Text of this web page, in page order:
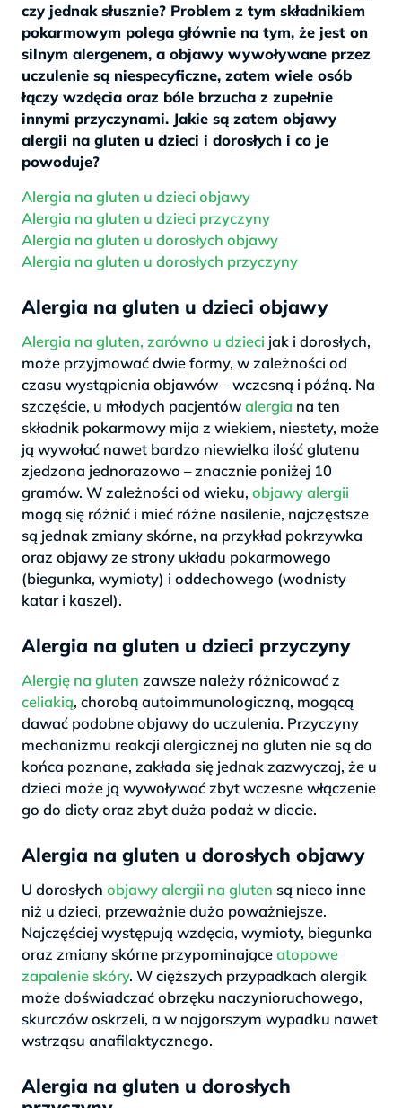
czy jednak słusznie? Problem z tym składnikiem
pokarmowym polega głównie na tym, że jest on
silnym alergenem, a objawy wywoływane przez
uczulenie są niespecyficzne, zatem wiele osób
łączy wzdęcia oraz bóle brzucha z zupełnie
innymi przyczynami. Jakie są zatem objawy
alergii na gluten u dzieci i dorosłych i co je
powoduje?
Alergia na gluten u dzieci objawy
Alergia na gluten u dzieci przyczyny
Alergia na gluten u dorosłych objawy
Alergia na gluten u dorosłych przyczyny
Alergia na gluten u dzieci objawy
Alergia na gluten, zarówno u dzieci jak i dorosłych,
może przyjmować dwie formy, w zależności od
czasu wystąpienia objawów – wczesną i późną. Na
szczęście, u młodych pacjentówalergia na ten
składnik pokarmowy mija z wiekiem, niestety, może
ją wywołać nawet bardzo niewielka ilość glutenu
zjedzona jednorazowo – znacznie poniżej 10
gramów. W zależności od wieku, objawy alergii
mogą się różnić i mieć różne nasilenie, najczęstsze
są jednak zmiany skórne, na przykład pokrzywka
oraz objawy ze strony układu pokarmowego
(biegunka, wymioty) i oddechowego (wodnisty
katar i kaszel).
Alergia na gluten u dzieci przyczyny
Alergię na gluten zawsze należy różnicować z
celiakią, chorobą autoimmunologiczną, mogącą
dawać podobne objawy do uczulenia. Przyczyny
mechanizmu reakcji alergicznej na gluten nie są do
końca poznane, zakłada się jednak zazwyczaj, że u
dzieci może ją wywoływać zbyt wczesne włączenie
go do diety oraz zbyt duża podaż w diecie.
Alergia na gluten u dorosłych objawy
U dorosłych objawy alergii na gluten są nieco inne
niż u dzieci, przeważnie dużo poważniejsze.
Najczęściej występują wzdęcia, wymioty, biegunka
oraz zmiany skórne przypominająceatopowe
zapalenie skóry. W cięższych przypadkach alergik
może doświadczać obrzęku naczynioruchowego,
skurczów oskrzeli, a w najgorszym wypadku nawet
wstrząsu anafilaktycznego.
Alergia na gluten u dorosłych